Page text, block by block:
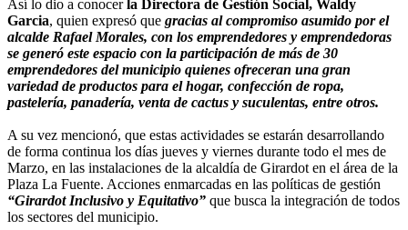
Así lo dio a conocerla Directora de Gestión Social, Waldy
Garcia, quien expresó que gracias al compromiso asumido por el
alcalde Rafael Morales, con los emprendedores y emprendedoras
se generó este espacio con la participación de más de 30
emprendedores del municipio quienes ofreceran una gran
variedad de productos para el hogar, confección de ropa,
pastelería, panadería, venta de cactus y suculentas, entre otros.
A su vez mencionó, que estas actividades se estarán desarrollando
de forma continua los días jueves y viernes durante todo el mes de
Marzo, en las instalaciones de la alcaldía de Girardot en el área de la
Plaza La Fuente. Acciones enmarcadas en las políticas de gestión
“Girardot Inclusivo y Equitativo” que busca la integración de todos
los sectores del municipio.